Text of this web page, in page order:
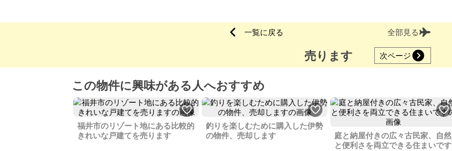
一覧に戻る 全部見る
売ります 次ページ
この物件に興味がある人へおすすめ
福井市のリゾート地にある比較的
きれいな戸建てを売ります
釣りを楽しむために購入した伊勢
の物件、売却します
庭と納屋付きの広々古民家、自然
と便利さを両立できる住まいです